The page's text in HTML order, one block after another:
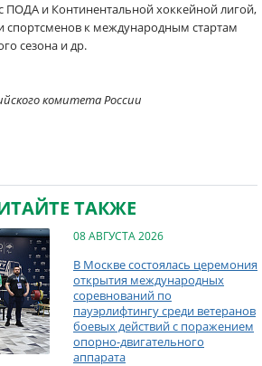
ПОДА и Континентальной хоккейной лигой,
спортсменов к международным стартам
сезона и др.
комитета России
ТАКЖЕ
08 АВГУСТА 2026
В Москве состоялась церемония
открытия международных
соревнований по
пауэрлифтингу среди ветеранов
боевых действий с поражением
опорно-двигательного
аппарата